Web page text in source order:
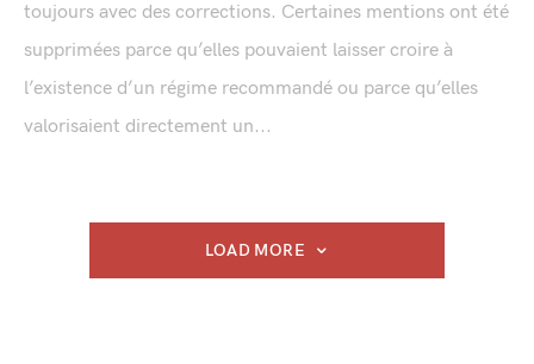
toujours avec des corrections. Certaines mentions ont été
supprimées parce qu’elles pouvaient laisser croire à
l’existence d’un régime recommandé ou parce qu’elles
valorisaient directement un...
LOAD MORE